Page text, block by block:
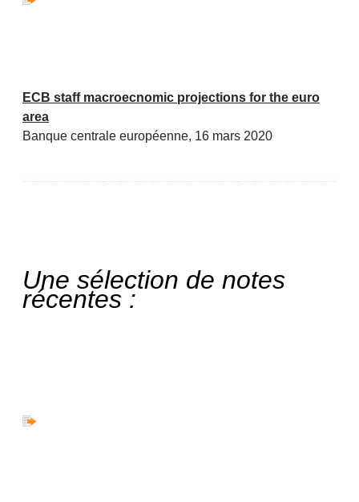
ECB staff macroecnomic projections for the euro
area
Banque centrale européenne, 16 mars 2020
Une sélection de notes
récentes :